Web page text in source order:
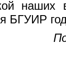
наших
БГУИР